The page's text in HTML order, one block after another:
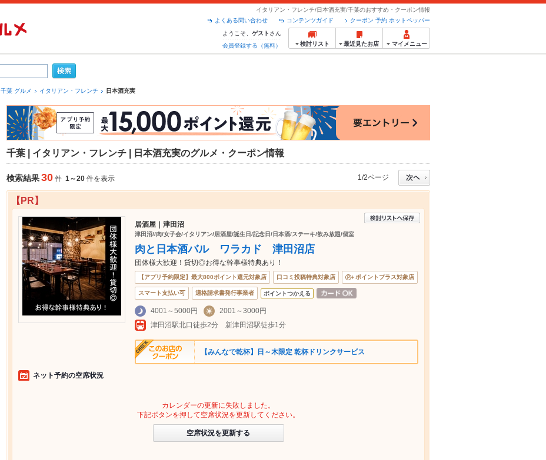
イタリアン・フレンチ/日本酒充実/千葉のおすすめ・クーポン情報
クーポン 予約 ホットペッパー
コンテンツガイド
よくある問い合わせ
ようこそ、 ゲスト さん
会員登録する（無料）
検討リスト 最近見たお店 マイメニュー
千葉 グルメ イタリアン・フレンチ 日本酒充実
千葉 | イタリアン・フレンチ | 日本酒充実のグルメ・クーポン情報
検索結果30 件 1～20 件を表示 1/2ページ
【PR】
居酒屋｜津田沼
津田沼//肉/女子会/イタリアン/居酒屋/誕生日/記念日/日本酒/ステーキ/飲み放題/個室
肉と日本酒バル ワラカド 津田沼店
団体様大歓迎！貸切◎お得な幹事様特典あり！
【アプリ予約限定】最大800ポイント還元対象店 口コミ投稿特典対象店 ポイントプラス対象店
スマート支払い可 適格請求書発行事業者 ポイントつかえる
4001～5000円
2001～3000円
津田沼駅北口徒歩2分 新津田沼駅徒歩1分
【みんなで乾杯】日～木限定 乾杯ドリンクサービス
ネット予約の空席状況
カレンダーの更新に失敗しました。
下記ボタンを押して空席状況を更新してください。
空席状況を更新する